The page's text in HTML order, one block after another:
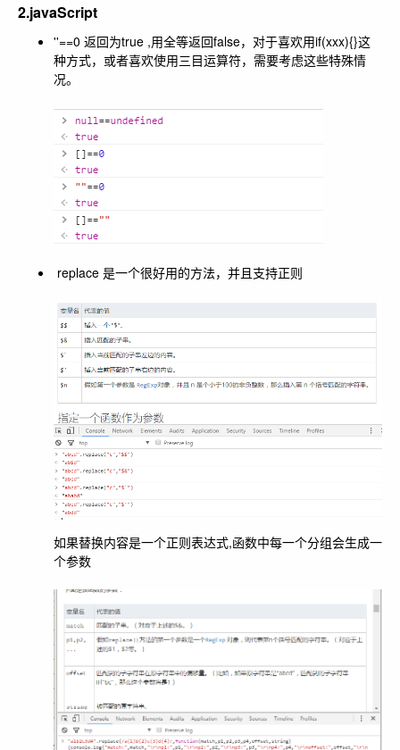
2.javaScript
''==0 返回为true ,用全等返回false，对于喜欢用if(xxx){}这
种方式，或者喜欢使用三目运算符，需要考虑这些特殊情
况。
replace 是一个很好用的方法，并且支持正则
如果替换内容是一个正则表达式,函数中每一个分组会生成一
个参数